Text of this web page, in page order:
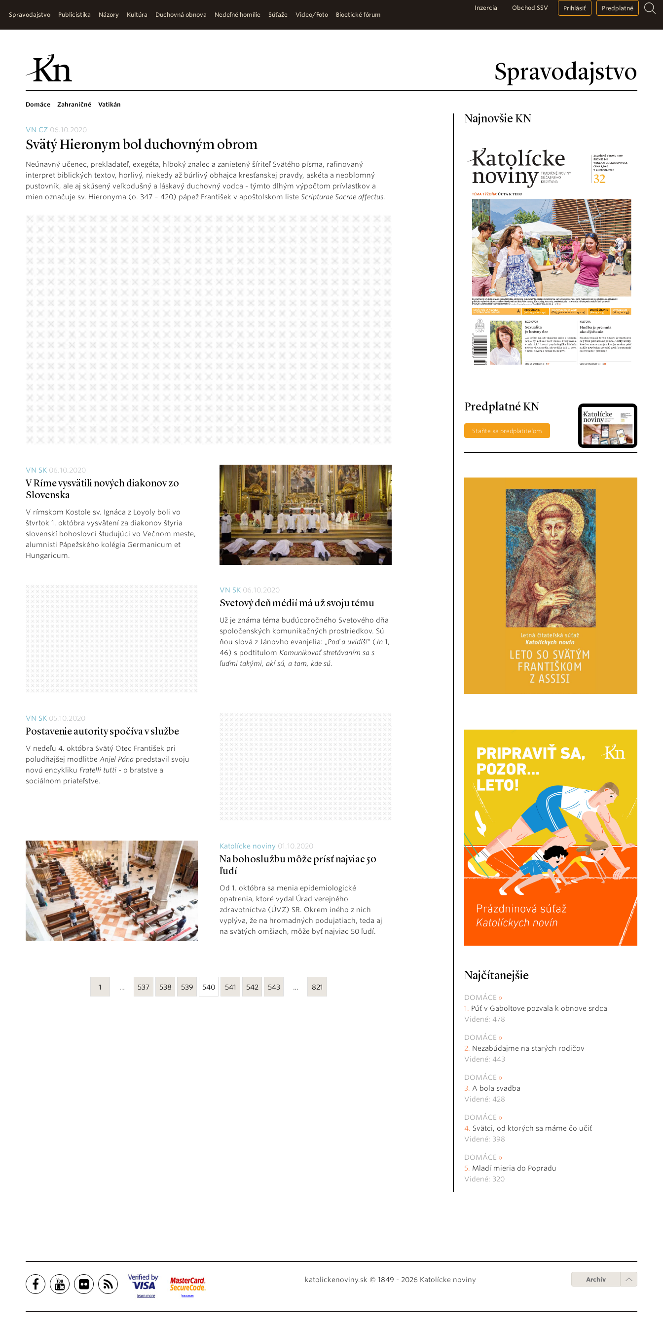
Spravodajstvo
Spravodajstvo Publicistika Názory Kultúra Duchovná obnova Nedeľné homílie Súťaže Video/Foto Bioetické fórum
Inzercia Obchod SSV Prihlásiť Predplatné
Domáce Zahraničné Vatikán
VN CZ 06.10.2020
Svätý Hieronym bol duchovným obrom
Neúnavný učenec, prekladateľ, exegéta, hlboký znalec a zanietený šíriteľ Svätého písma, rafinovaný
interpret biblických textov, horlivý, niekedy až búrlivý obhajca kresťanskej pravdy, askéta a neoblomný
pustovník, ale aj skúsený veľkodušný a láskavý duchovný vodca - týmto dlhým výpočtom prívlastkov a
mien označuje sv. Hieronyma (o. 347 – 420) pápež František v apoštolskom liste Scripturae Sacrae affectus.
VN SK 06.10.2020
V Ríme vysvätili nových diakonov zo
Slovenska
V rímskom Kostole sv. Ignáca z Loyoly boli vo
štvrtok 1. októbra vysvätení za diakonov štyria
slovenskí bohoslovci študujúci vo Večnom meste,
alumnisti Pápežského kolégia Germanicum et
Hungaricum.
VN SK 06.10.2020
Svetový deň médií má už svoju tému
Už je známa téma budúcoročného Svetového dňa
spoločenských komunikačných prostriedkov. Sú
ňou slová z Jánovho evanjelia: „Poď a uvidíš!“ (Jn1,
46) s podtitulom Komunikovať stretávaním sa s
ľuďmi takými, akí sú, a tam, kde sú.
VN SK 05.10.2020
Postavenie autority spočíva v službe
V nedeľu 4. októbra Svätý Otec František pri
poludňajšej modlitbe Anjel Pána predstavil svoju
novú encykliku Fratelli tutti - o bratstve a
sociálnom priateľstve.
Katolícke noviny 01.10.2020
Na bohoslužbu môže prísť najviac 50
ľudí
Od 1. októbra sa menia epidemiologické
opatrenia, ktoré vydal Úrad verejného
zdravotníctva (ÚVZ) SR. Okrem iného z nich
vyplýva, že na hromadných podujatiach, teda aj
na svätých omšiach, môže byť najviac 50 ľudí.
1 … 537 538 539 540 541 542 543 … 821
Najnovšie KN
Predplatné KN
Staňte sa predplatiteľom
Najčítanejšie
DOMÁCE
Púť v Gaboltove pozvala k obnove srdca
Videné: 478
DOMÁCE
Nezabúdajme na starých rodičov
Videné: 443
DOMÁCE
A bola svadba
Videné: 428
DOMÁCE
Svätci, od ktorých sa máme čo učiť
Videné: 398
DOMÁCE
Mladí mieria do Popradu
Videné: 320
katolickenoviny.sk © 1849 - 2026 Katolícke noviny Archív